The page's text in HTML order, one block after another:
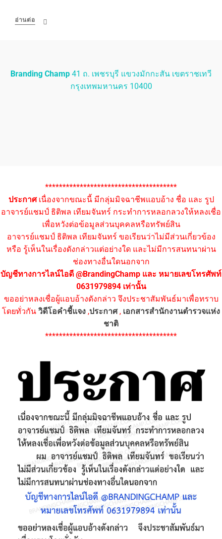
อ่านต่อ
Branding Champ 41 ถ. เพชรบุรี แขวงมักกะสัน เขตราชเทวี
กรุงเทพมหานคร 10400
**************************************
ประกาศเนื่องจากขณะนี้ มีกลุ่มมิจฉาชีพแอบอ้าง ชื่อ และ รูป
อาจารย์แชมป์ ธิติพล เทียมจันทร์ กระทำการหลอกลวงให้หลงเชื่อ
เพื่อหวังต่อข้อมูลส่วนบุคคลหรือทรัพย์สิน
อาจารย์แชมป์ ธิติพล เทียมจันทร์ ขอเรียนว่าไม่มีส่วนเกี่ยวข้อง
หรือ รู้เห็นในเรื่องดังกล่าวแต่อย่างใด และไม่มีการสนทนาผ่าน
ช่องทางอื่นใดนอกจาก
บัญชีทางการไลน์ไอดี @BrandingChamp และ หมายเลขโทรศัพท์
0631979894 เท่านั้น
ขออย่าหลงเชื่อผู้แอบอ้างดังกล่าว จึงประชาสัมพันธ์มาเพื่อทราบ
โดยทั่วกัน วิดีโอคำชี้แจง ,ประกาศ, เอกสารสำนักงานตำรวจแห่ง
ชาติ
**************************************